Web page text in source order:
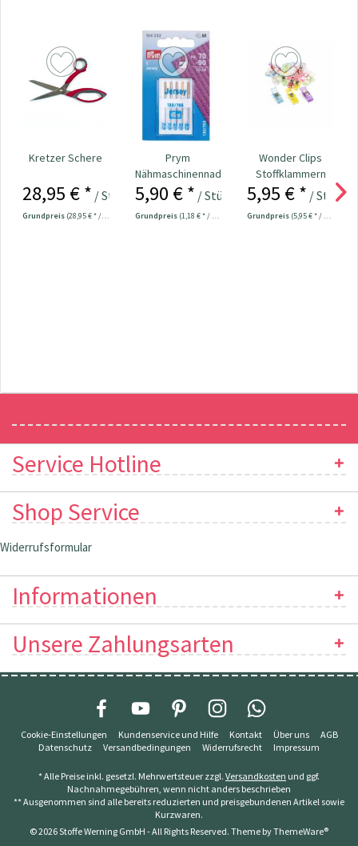
Kretzer Schere
28,95 € * / Stück
Grundpreis (28,95 € * / 1 Stück)
Prym
Nähmaschinennadeln
130/705 Jersey
5,90 € * / Stück
Grundpreis (1,18 € * / 1 Stück)
Wonder Clips
Stoffklammern
klein - 20 Stück
5,95 € * / Stück
Grundpreis (5,95 € * / 1 Stück)
Service Hotline
Shop Service
Widerrufsformular
Informationen
Unsere Zahlungsarten
Cookie-Einstellungen Kundenservice und Hilfe Kontakt Über uns
AGB
Datenschutz
Versandbedingungen Widerrufsrecht Impressum
* Alle Preise inkl. gesetzl. Mehrwertsteuer zzgl. Versandkosten und ggf.
Nachnahmegebühren, wenn nicht anders beschrieben
** Ausgenommen sind alle bereits reduzierten und preisgebundenen Artikel sowie
Kurzwaren.
© 2026 Stoffe Werning GmbH - All Rights Reserved. Theme byThemeWare®